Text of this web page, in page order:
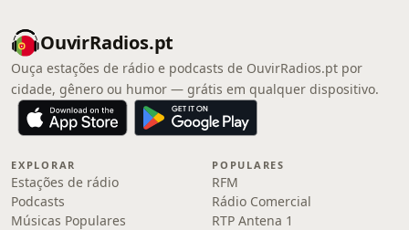
OuvirRadios.pt
Ouça estações de rádio e podcasts de OuvirRadios.pt por
cidade, gênero ou humor — grátis em qualquer dispositivo.
EXPLORAR
Estações de rádio
Podcasts
Músicas Populares
POPULARES
RFM
Rádio Comercial
RTP Antena 1